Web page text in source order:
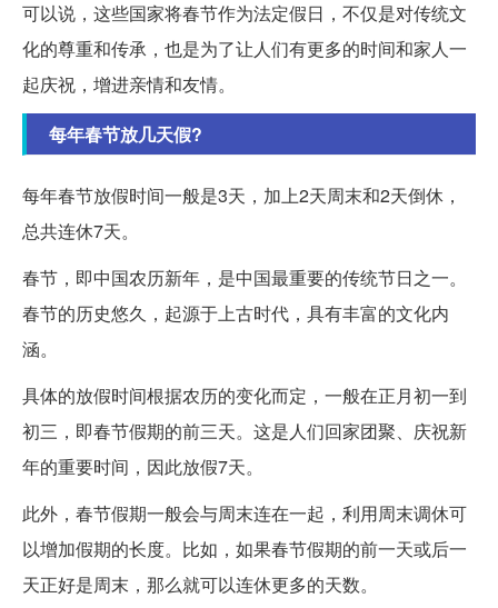
可以说，这些国家将春节作为法定假日，不仅是对传统文
化的尊重和传承，也是为了让人们有更多的时间和家人一
起庆祝，增进亲情和友情。
每年春节放几天假?
每年春节放假时间一般是3天，加上2天周末和2天倒休，
总共连休7天。
春节，即中国农历新年，是中国最重要的传统节日之一。
春节的历史悠久，起源于上古时代，具有丰富的文化内
涵。
具体的放假时间根据农历的变化而定，一般在正月初一到
初三，即春节假期的前三天。这是人们回家团聚、庆祝新
年的重要时间，因此放假7天。
此外，春节假期一般会与周末连在一起，利用周末调休可
以增加假期的长度。比如，如果春节假期的前一天或后一
天正好是周末，那么就可以连休更多的天数。